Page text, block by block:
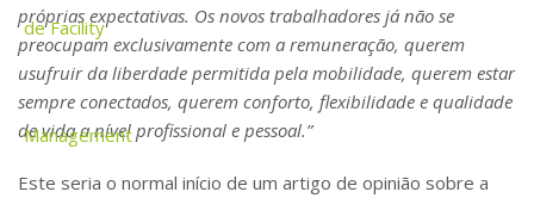
próprias expectativas. Os novos trabalhadores já não se
preocupam exclusivamente com a remuneração, querem
usufruir da liberdade permitida pela mobilidade, querem estar
sempre conectados, querem conforto, flexibilidade e qualidade
de vida a nível profissional e pessoal.”
Este seria o normal início de um artigo de opinião sobre a